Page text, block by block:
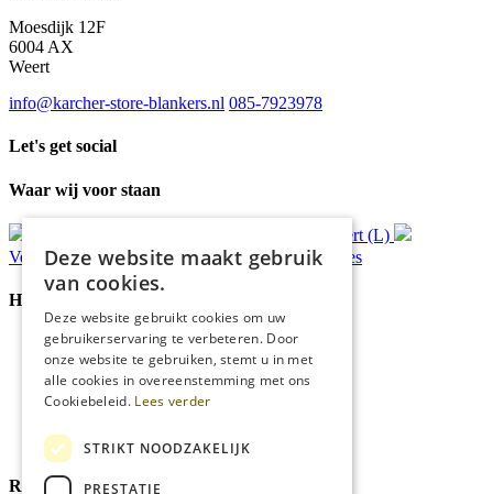
Moesdijk 12F
6004 AX
Weert
info@karcher-store-blankers.nl 085-7923978
Let's get social
Waar wij voor staan
Ophalen in Echt of Weert (L)
Verzondenbinnen 48 uur* Persoonlijk advies
Handige Links
Home
Klantenservice
Over ons
Blog
Cookies
Reviewmerk
Deze website maakt gebruik
van cookies.
Deze website gebruikt cookies om uw
gebruikerservaring te verbeteren. Door
onze website te gebruiken, stemt u in met
alle cookies in overeenstemming met ons
Cookiebeleid. Lees verder
STRIKT NOODZAKELIJK
PRESTATIE